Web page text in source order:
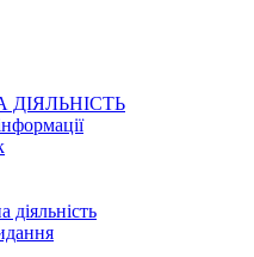
діяльність